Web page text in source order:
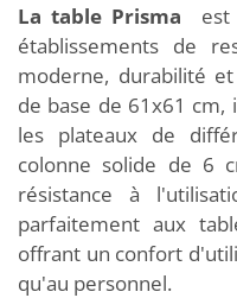
La table Prisma
établissements de
moderne, durabilité
de base de 61x61
les plateaux de
colonne solide de 6
résistance à
parfaitement aux
offrant un confort
qu'au personnel.